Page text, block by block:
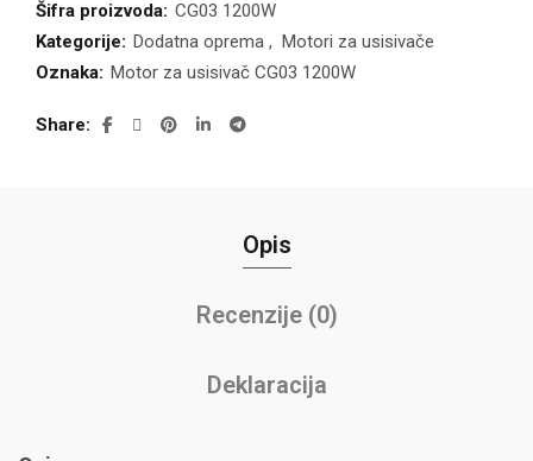
Šifra proizvoda: CG03 1200W
Kategorije: Dodatna oprema ,
Motori za usisivače
Oznaka: Motor za usisivač CG03 1200W
Share
Opis
Recenzije (0)
Deklaracija